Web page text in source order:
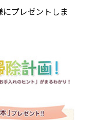
プレゼントしま